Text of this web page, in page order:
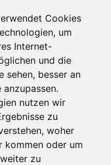
Cookies
um
Internet-
und die
sehen, besser an
anzupassen.
nutzen wir
zu
woher
kommen oder um
zu
Rückgabe
innerhalb von 90 Tagen
Baum! Mehr lesen